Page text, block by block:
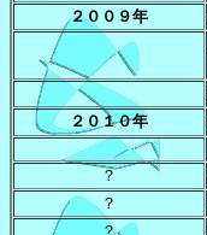
２００９年
２０１０年
？
？
？